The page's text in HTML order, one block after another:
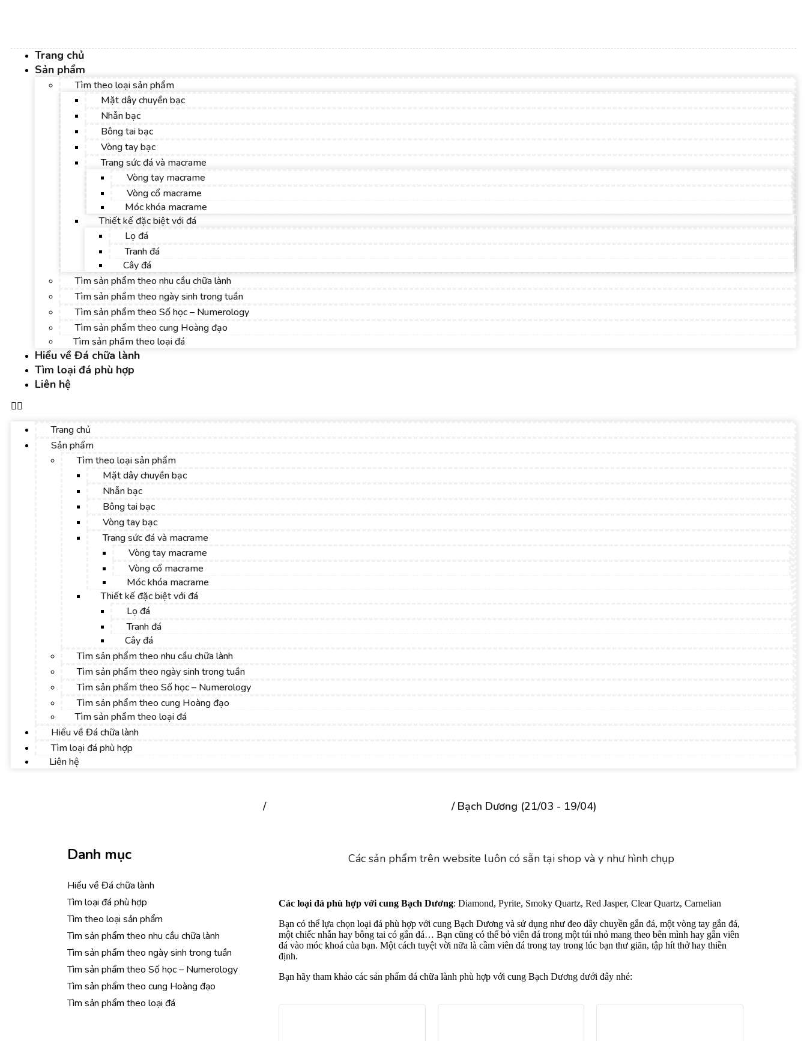
Trang chủ
Sản phẩm
Tìm theo loại sản phẩm
Mặt dây chuyền bạc
Nhẫn bạc
Bông tai bạc
Vòng tay bạc
Trang sức đá và macrame
Vòng tay macrame
Vòng cổ macrame
Móc khóa macrame
Thiết kế đặc biệt với đá
Lọ đá
Tranh đá
Cây đá
Tìm sản phẩm theo nhu cầu chữa lành
Tìm sản phẩm theo ngày sinh trong tuần
Tìm sản phẩm theo Số học – Numerology
Tìm sản phẩm theo cung Hoàng đạo
Tìm sản phẩm theo loại đá
Hiểu về Đá chữa lành
Tìm loại đá phù hợp
Liên hệ
Trang chủ
Sản phẩm
Tìm theo loại sản phẩm
Mặt dây chuyền bạc
Nhẫn bạc
Bông tai bạc
Vòng tay bạc
Trang sức đá và macrame
Vòng tay macrame
Vòng cổ macrame
Móc khóa macrame
Thiết kế đặc biệt với đá
Lọ đá
Tranh đá
Cây đá
Tìm sản phẩm theo nhu cầu chữa lành
Tìm sản phẩm theo ngày sinh trong tuần
Tìm sản phẩm theo Số học – Numerology
Tìm sản phẩm theo cung Hoàng đạo
Tìm sản phẩm theo loại đá
Hiểu về Đá chữa lành
Tìm loại đá phù hợp
Liên hệ
/ / Bạch Dương (21/03 - 19/04)
Danh mục
Hiểu về Đá chữa lành
Tìm loại đá phù hợp
Tìm theo loại sản phẩm
Tìm sản phẩm theo nhu cầu chữa lành
Tìm sản phẩm theo ngày sinh trong tuần
Tìm sản phẩm theo Số học – Numerology
Tìm sản phẩm theo cung Hoàng đạo
Tìm sản phẩm theo loại đá
Các sản phẩm trên website luôn có sẵn tại shop và y như hình chụp
Các loại đá phù hợp với cung Bạch Dương: Diamond, Pyrite, Smoky Quartz, Red Jasper, Clear Quartz, Carnelian
Bạn có thể lựa chọn loại đá phù hợp với cung Bạch Dương và sử dụng như đeo dây chuyền gắn đá, một vòng tay gắn đá,
một chiếc nhẫn hay bông tai có gắn đá… Bạn cũng có thể bỏ viên đá trong một túi nhỏ mang theo bên mình hay gắn viên
đá vào móc khoá của bạn. Một cách tuyệt vời nữa là cầm viên đá trong tay trong lúc bạn thư giãn, tập hít thở hay thiền
định.
Bạn hãy tham khảo các sản phẩm đá chữa lành phù hợp với cung Bạch Dương dưới đây nhé: